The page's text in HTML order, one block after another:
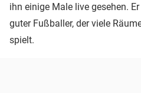
ihn einige Male live gesehen.
guter Fußballer, der viele
spielt.